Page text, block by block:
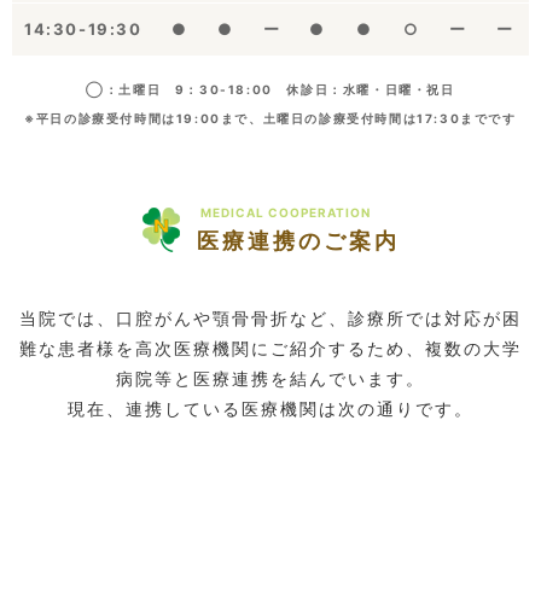
14:30-19:30 ● ● ー ● ● ○ ー ー
◯：土曜日 9：30-18:00 休診日：水曜・日曜・祝日
※平日の診療受付時間は19:00まで、土曜日の診療受付時間は17:30までです
MEDICAL COOPERATION
医療連携のご案内
当院では、口腔がんや顎骨骨折など、診療所では対応が困
難な患者様を高次医療機関にご紹介するため、複数の大学
病院等と医療連携を結んでいます。
現在、連携している医療機関は次の通りです。